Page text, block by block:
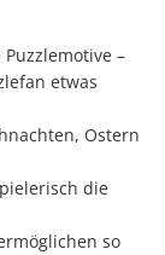
–
etwas
Ostern
die
so